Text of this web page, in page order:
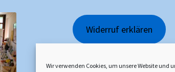
Wir verwenden Cookies, um unsere Website und
Widerruf erklären